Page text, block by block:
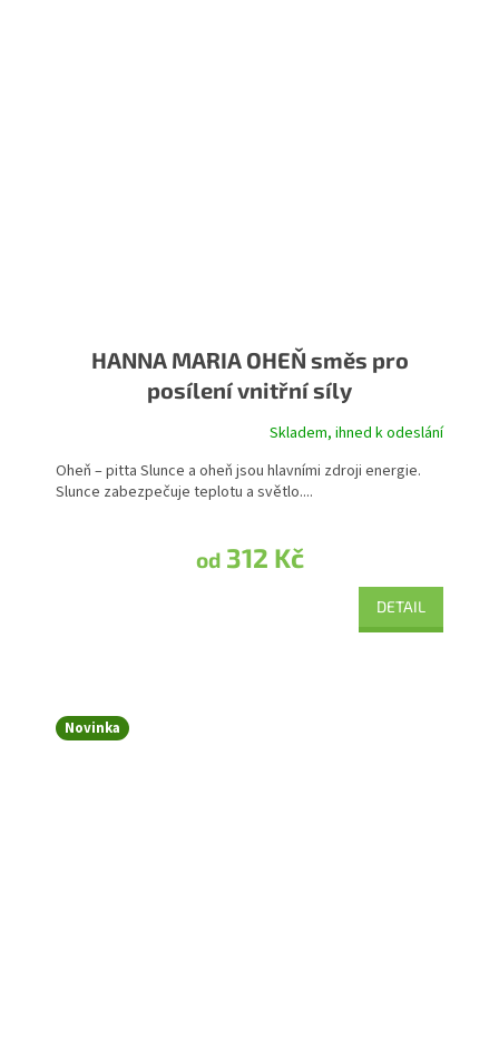
HANNA MARIA OHEŇ směs pro
posílení vnitřní síly
Průměrné hodnocení produktu je 5,0 z 5 hvězdiček.
Skladem, ihned k odeslání
od312 Kč
DETAIL
Oheň – pitta Slunce a oheň jsou hlavními zdroji energie.
Slunce zabezpečuje teplotu a světlo....
Novinka